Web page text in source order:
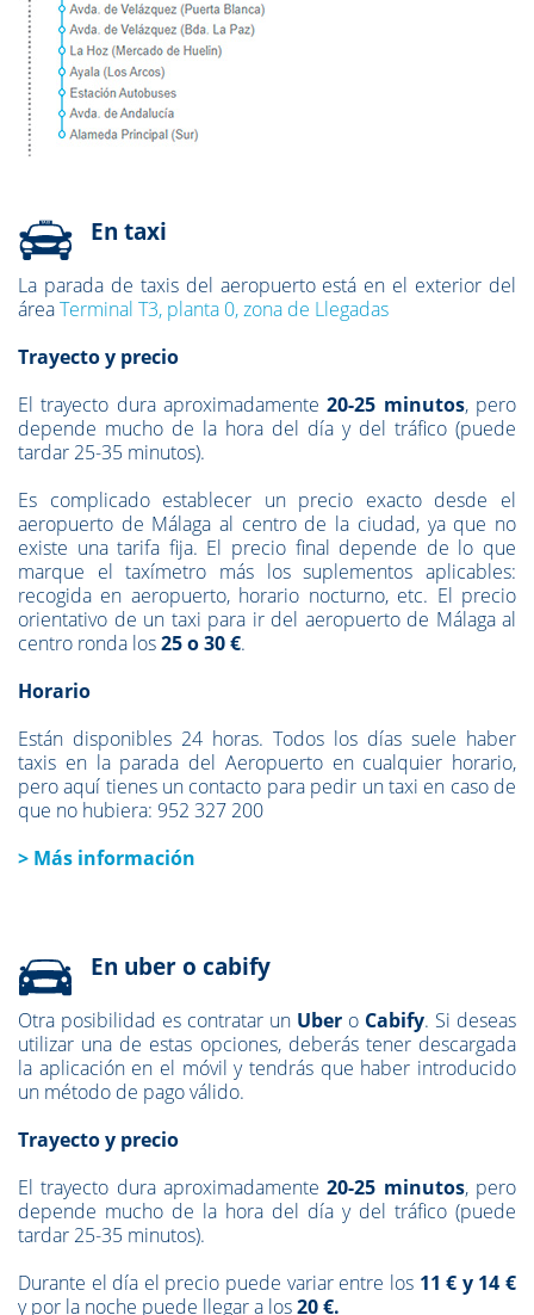
En taxi
La parada de taxis del aeropuerto está en el exterior del
áreaTerminal T3, planta 0, zona de Llegadas
Trayecto y precio
El trayecto dura aproximadamente20-25 minutos, pero
depende mucho de la hora del día y del tráfico (puede
tardar 25-35 minutos).
Es complicado establecer un precio exacto desde el
aeropuerto de Málaga al centro de la ciudad, ya que no
existe una tarifa fija. El precio final depende de lo que
marque el taxímetro más los suplementos aplicables:
recogida en aeropuerto, horario nocturno, etc. El precio
orientativo de un taxi para ir del aeropuerto de Málaga al
centro ronda los25 o 30 €.
Horario
Están disponibles 24 horas. Todos los días suele haber
taxis en la parada del Aeropuerto en cualquier horario,
pero aquí tienes un contacto para pedir un taxi en caso de
que no hubiera: 952 327 200
> Más información
En uber o cabify
Otra posibilidad es contratar un Uber o Cabify. Si deseas
utilizar una de estas opciones, deberás tener descargada
la aplicación en el móvil y tendrás que haber introducido
un método de pago válido.
Trayecto y precio
El trayecto dura aproximadamente20-25 minutos, pero
depende mucho de la hora del día y del tráfico (puede
tardar 25-35 minutos).
Durante el día el precio puede variar entre los 11 € y 14 €
y por la noche puede llegar a los20 €.